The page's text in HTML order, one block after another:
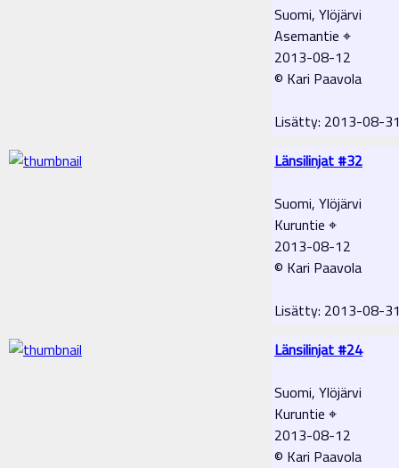
Suomi, Ylöjärvi
Asemantie ⌖
2013-08-12
© Kari Paavola
Lisätty: 2013-08-
Länsilinjat #32
Suomi, Ylöjärvi
Kuruntie ⌖
2013-08-12
© Kari Paavola
Lisätty: 2013-08-
Länsilinjat #24
Suomi, Ylöjärvi
Kuruntie ⌖
2013-08-12
© Kari Paavola